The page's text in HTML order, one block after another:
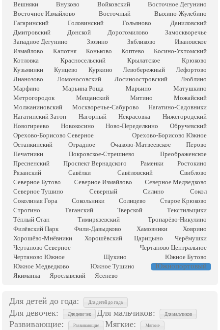
Вешняки
Внуково Войковский
Восточное Дегунино
Восточное Измайлово
Восточный
Выхино-Жулебино
Гагаринский
Головинский Гольяново
Даниловский
Дмитровский
Донской Дорогомилово
Замоскворечье
Западное Дегунино
Зюзино Зябликово
Ивановское
Измайлово
Капотня Коньково Коптево
Косино-Ухтомский
Котловка
Красносельский Крылатское
Крюково
Кузьминки
Кунцево Куркино Левобережный
Лефортово
Лианозово
Ломоносовский Лосиноостровский
Люблино
Марфино
Марьина Роща Марьино
Матушкино
Метрогородок
Мещанский Митино
Можайский
Молжаниновский
Москворечье-Сабурово
Нагатино-Садовники
Нагатинский Затон
Нагорный Некрасовка
Нижегородский
Новогиреево
Новокосино Ново-Переделкино
Обручевский
Орехово-Борисово Северное
Орехово-Борисово Южное
Останкинский
Отрадное Очаково-Матвеевское
Перово
Печатники
Покровское-Стрешнево
Преображенское
Пресненский
Проспект Вернадского Раменки
Ростокино
Рязанский
Савёлки Савёловский
Свиблово
Северное Бутово
Северное Измайлово
Северное Медведково
Северное Тушино
Северный Силино
Сокол
Соколиная Гора
Сокольники Солнцево
Старое Крюково
Строгино
Таганский Тверской
Текстильщики
Тёплый Стан
Тимирязевский
Тропарёво-Никулино
Филёвский Парк
Фили-Давыдково Хамовники
Ховрино
Хорошёво-Мнёвники
Хорошёвский Царицыно
Черёмушки
Чертаново Северное
Чертаново Центральное
Чертаново Южное
Щукино
Южное Бутово
Южное Медведково
Южное Тушино Южнопортовый
Якиманка Ярославский Ясенево
Для детей до года: Для детей до года
Для девочек: Для девочек Для мальчиков: Для мальчиков
Развивающие: Развивающие Мягкие: Мягкие